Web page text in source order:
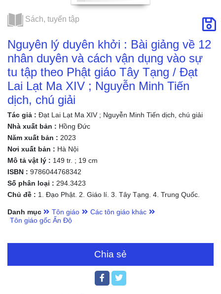
Sách, tuyển tập
Nguyên lý duyên khởi : Bài giảng về 12
nhân duyên và cách vận dụng vào sự
tu tập theo Phật giáo Tây Tạng / Đạt
Lai Lạt Ma XIV ; Nguyễn Minh Tiến
dịch, chú giải
Tác giả : Đạt Lai Lạt Ma XIV ; Nguyễn Minh Tiến dịch, chú giải
Nhà xuất bản : Hồng Đức
Năm xuất bản : 2023
Nơi xuất bản : Hà Nội
Mô tả vật lý : 149 tr. ; 19 cm
ISBN : 9786044768342
Số phân loại : 294.3423
Chủ đề : 1. Đạo Phật. 2. Giáo lí. 3. Tây Tạng. 4. Trung Quốc.
Danh mục Tôn giáo
Các tôn giáo khác
Tôn giáo gốc Ấn Độ
Chia sẻ